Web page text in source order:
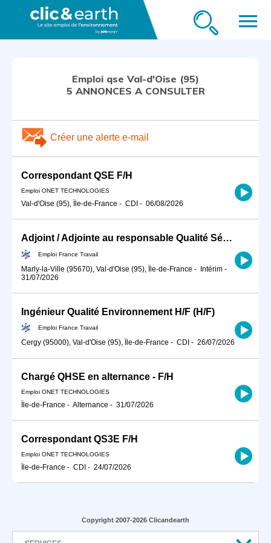
menu
Emploi qse Val-d'Oise (95)
5 ANNONCES A CONSULTER
Créer une alerte e-mail
Correspondant QSE F/H
Emploi ONET TECHNOLOGIES
Val-d'Oise (95), Île-de-France - CDI - 06/08/2026
Adjoint / Adjointe au responsable Qualité Sécurité Environnement (H/F)
Emploi France Travail
Marly-la-Ville (95670), Val-d'Oise (95), Île-de-France - Intérim -
31/07/2026
Ingénieur Qualité Environnement H/F (H/F)
Emploi France Travail
Cergy (95000), Val-d'Oise (95), Île-de-France - CDI - 26/07/2026
Chargé QHSE en alternance - F/H
Emploi ONET TECHNOLOGIES
Île-de-France - Alternance - 31/07/2026
Correspondant QS3E F/H
Emploi ONET TECHNOLOGIES
Île-de-France - CDI - 24/07/2026
Copyright 2007-2026 Clicandearth